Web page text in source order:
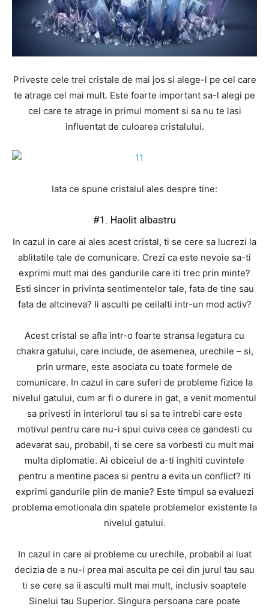
Priveste cele trei cristale de mai jos si alege-l pe cel care
te atrage cel mai mult. Este foarte important sa-l alegi pe
cel care te atrage in primul moment si sa nu te lasi
influentat de culoarea cristalului.
Iata ce spune cristalul ales despre tine:
#1. Haolit albastru
In cazul in care ai ales acest cristal, ti se cere sa lucrezi la
ablitatile tale de comunicare. Crezi ca este nevoie sa-ti
exprimi mult mai des gandurile care iti trec prin minte?
Esti sincer in privinta sentimentelor tale, fata de tine sau
fata de altcineva? Ii asculti pe ceilalti intr-un mod activ?
Acest cristal se afla intr-o foarte stransa legatura cu
chakra gatului, care include, de asemenea, urechile – si,
prin urmare, este asociata cu toate formele de
comunicare. In cazul in care suferi de probleme fizice la
nivelul gatului, cum ar fi o durere in gat, a venit momentul
sa privesti in interiorul tau si sa te intrebi care este
motivul pentru care nu-i spui cuiva ceea ce gandesti cu
adevarat sau, probabil, ti se cere sa vorbesti cu mult mai
multa diplomatie. Ai obiceiul de a-ti inghiti cuvintele
pentru a mentine pacea si pentru a evita un conflict? Iti
exprimi gandurile plin de manie? Este timpul sa evaluezi
problema emotionala din spatele problemelor existente la
nivelul gatului.
In cazul in care ai probleme cu urechile, probabil ai luat
decizia de a nu-i prea mai asculta pe cei din jurul tau sau
ti se cere sa ii asculti mult mai mult, inclusiv soaptele
Sinelui tau Superior. Singura persoana care poate